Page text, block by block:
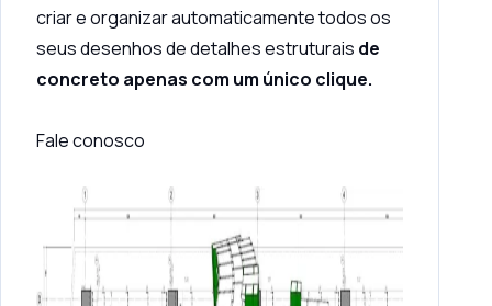
criar e organizar automaticamente todos os
seus desenhos de detalhes estruturais de
concreto apenas com um único clique.
Fale conosco